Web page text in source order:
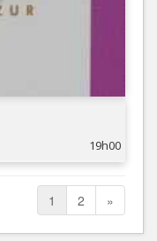
19h00
1 2 »